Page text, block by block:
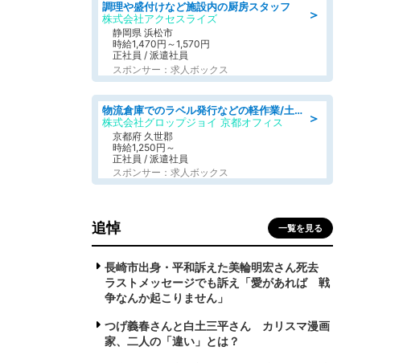
＞
調理や盛付けなど施設内の厨房スタッフ
株式会社アクセスライズ
静岡県 浜松市
時給1,470円～1,570円
正社員 / 派遣社員
スポンサー：求人ボックス
＞
物流倉庫でのラベル発行などの軽作業/土日祝休/残業なし/車通勤OK/交通費支給
株式会社グロップジョイ 京都オフィス
京都府 久世郡
時給1,250円～
正社員 / 派遣社員
スポンサー：求人ボックス
追悼 一覧を見る
長崎市出身・平和訴えた美輪明宏さん死去
ラストメッセージでも訴え「愛があれば 戦
争なんか起こりません」
つげ義春さんと白土三平さん カリスマ漫画
家、二人の「違い」とは？